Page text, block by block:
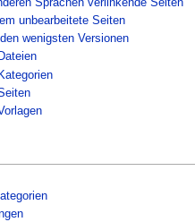
unbearbeitete Seiten
wenigsten Versionen